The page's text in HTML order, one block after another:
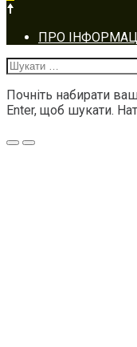
Footer
navigation
ПРО
Шукати:
Почніть набирати
Enter, щоб шукати.
Меню